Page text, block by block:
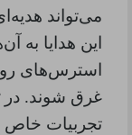
می‌تواند
این هدایا به
استرس‌های
غرق شوند. در
تجربیات خاص